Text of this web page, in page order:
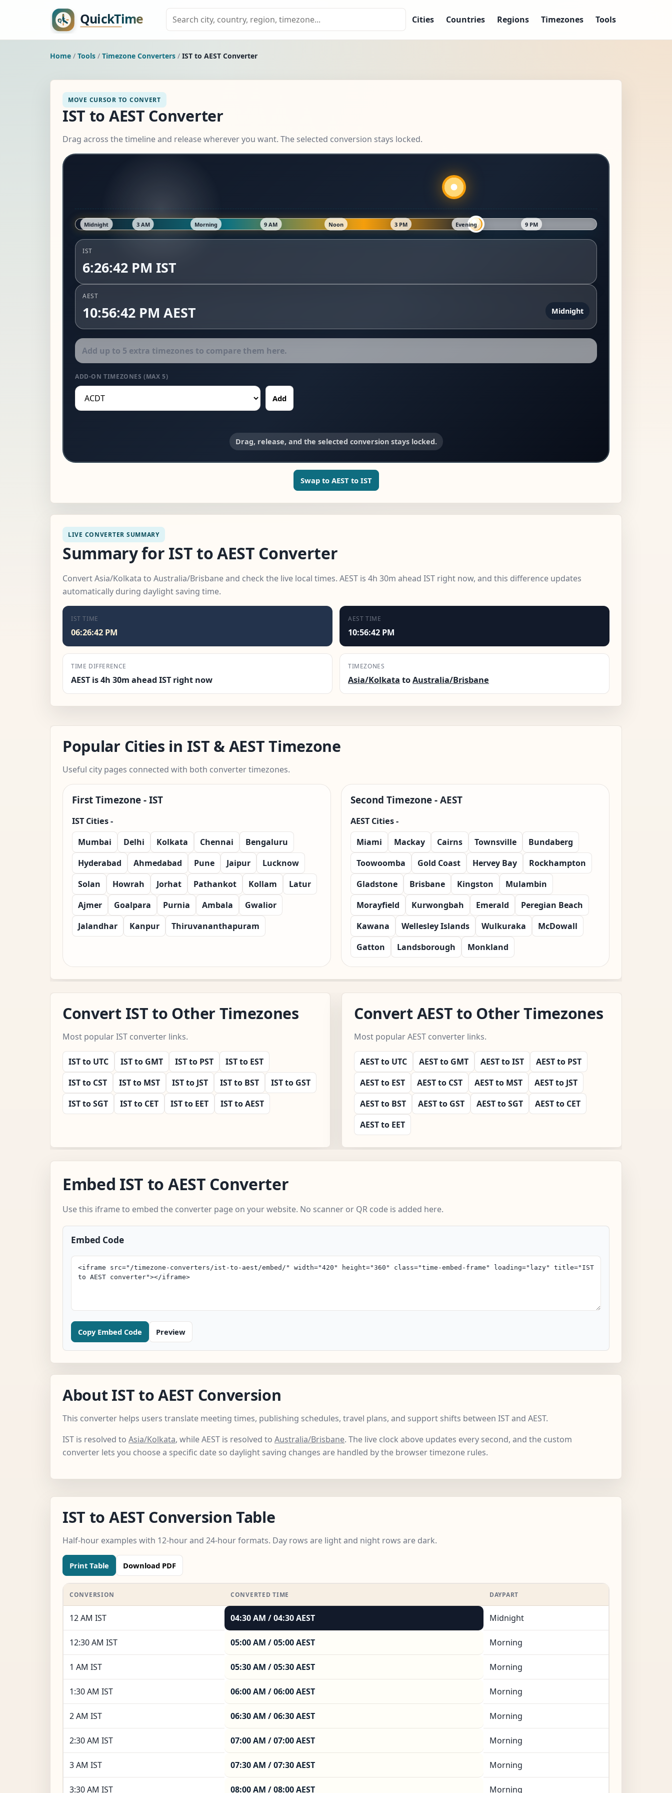
Cities Countries Regions Timezones Tools
Home / Tools / Timezone Converters / IST to AEST Converter
MOVE CURSOR TO CONVERT
IST to AEST Converter
Drag across the timeline and release wherever you want. The selected conversion stays locked.
Midnight 3 AM Morning 9 AM Noon 3 PM Evening 9 PM
IST
6:26:44 PM IST
AEST
10:56:44 PM AEST Midnight
ADD-ON TIMEZONES (MAX 5)
Add
Drag, release, and the selected conversion stays locked.
Swap to AEST to IST
LIVE CONVERTER SUMMARY
Summary for IST to AEST Converter
Convert Asia/Kolkata to Australia/Brisbane and check the live local times. AEST is 4h 30m ahead IST right now, and this difference updates
automatically during daylight saving time.
IST TIME
06:26:44 PM
AEST TIME
10:56:44 PM
TIME DIFFERENCE
AEST is 4h 30m ahead IST right now
TIMEZONES
Asia/Kolkata toAustralia/Brisbane
Popular Cities in IST & AEST Timezone
Useful city pages connected with both converter timezones.
First Timezone - IST
IST Cities -
Mumbai
Delhi Kolkata Chennai
Bengaluru
Hyderabad
Ahmedabad Pune Jaipur
Lucknow
Solan
Howrah Jorhat Pathankot Kollam
Latur
Ajmer
Goalpara Purnia Ambala
Gwalior
Jalandhar
Kanpur Thiruvananthapuram
Second Timezone - AEST
AEST Cities -
Miami
Mackay Cairns Townsville
Bundaberg
Toowoomba
Gold Coast Hervey Bay
Rockhampton
Gladstone
Brisbane Kingston
Mulambin
Morayfield
Kurwongbah Emerald
Peregian Beach
Kawana
Wellesley Islands Wulkuraka
McDowall
Gatton
Landsborough Monkland
Convert IST to Other Timezones
Most popular IST converter links.
IST to UTC IST to GMT IST to PST
IST to EST
IST to CST
IST to MST IST to JST IST to BST
IST to GST
IST to SGT
IST to CET IST to EET IST to AEST
Convert AEST to Other Timezones
Most popular AEST converter links.
AEST to UTC AEST to GMT AEST to IST
AEST to PST
AEST to EST
AEST to CST AEST to MST
AEST to JST
AEST to BST
AEST to GST AEST to SGT
AEST to CET
AEST to EET
Embed IST to AEST Converter
Use this iframe to embed the converter page on your website. No scanner or QR code is added here.
Embed Code
Copy Embed Code Preview
About IST to AEST Conversion
This converter helps users translate meeting times, publishing schedules, travel plans, and support shifts between IST and AEST.
IST is resolved to Asia/Kolkata, while AEST is resolved to Australia/Brisbane. The live clock above updates every second, and the custom
converter lets you choose a specific date so daylight saving changes are handled by the browser timezone rules.
IST to AEST Conversion Table
Half-hour examples with 12-hour and 24-hour formats. Day rows are light and night rows are dark.
Print Table Download PDF
CONVERSION CONVERTED TIME DAYPART
12 AM IST 04:30 AM / 04:30 AEST Midnight
12:30 AM IST 05:00 AM / 05:00 AEST Morning
1 AM IST 05:30 AM / 05:30 AEST Morning
1:30 AM IST 06:00 AM / 06:00 AEST Morning
2 AM IST 06:30 AM / 06:30 AEST Morning
2:30 AM IST 07:00 AM / 07:00 AEST Morning
3 AM IST 07:30 AM / 07:30 AEST Morning
3:30 AM IST 08:00 AM / 08:00 AEST Morning